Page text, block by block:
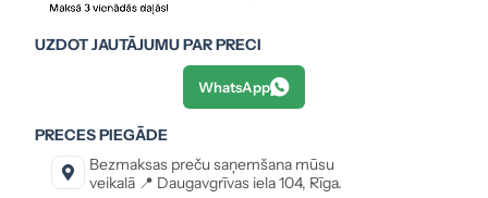
UZDOT JAUTĀJUMU PAR PRECI
WhatsApp
PRECES PIEGĀDE
Bezmaksas preču saņemšana mūsu
veikalā 📍 Daugavgrīvas iela 104, Rīga.